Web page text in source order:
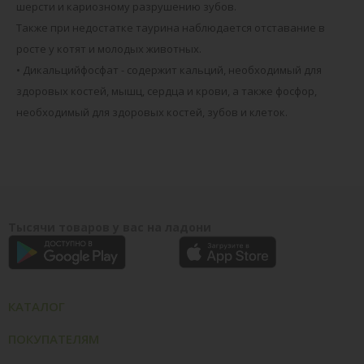
шерсти и кариозному разрушению зубов.
Также при недостатке таурина наблюдается отставание в
росте у котят и молодых животных.
• Дикальцийфосфат - содержит кальций, необходимый для
здоровых костей, мышц, сердца и крови, а также фосфор,
необходимый для здоровых костей, зубов и клеток.